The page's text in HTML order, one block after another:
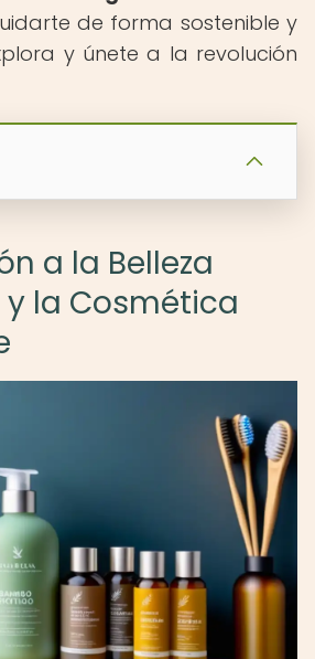
de forma sostenible y
y únete a la revolución
a la Belleza
la Cosmética